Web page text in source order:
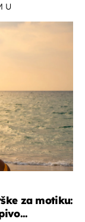
za motiku: